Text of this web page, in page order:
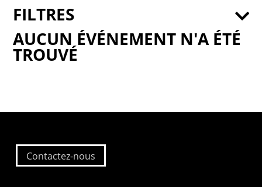
AUCUN ÉVÉNEMENT N'A ÉTÉ
TROUVÉ
FILTRES
Contactez-nous